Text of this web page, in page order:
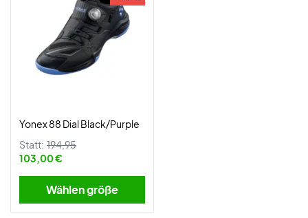
Yonex 88 Dial Black/Purple
Statt: 194,95
103,00 €
Wählen größe